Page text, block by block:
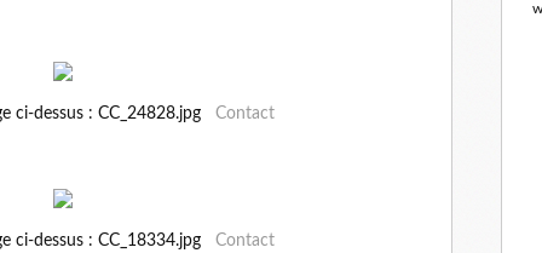
ci-dessus : CC_24828.jpg Contact
ci-dessus : CC_18334.jpg Contact